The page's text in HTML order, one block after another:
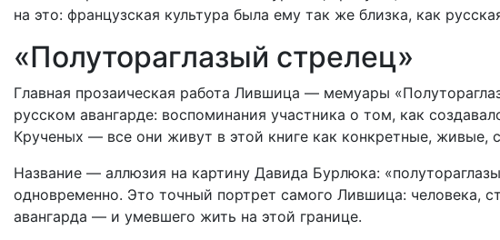
на это: французская культура была ему так же близка, как
«Полутораглазый стрелец»
Главная прозаическая работа Лившица — мемуары
русском авангарде: воспоминания участника о том, как
Крученых — все они живут в этой книге как конкретные, живые,
Название — аллюзия на картину Давида Бурлюка:
одновременно. Это точный портрет самого Лившица: человека,
авангарда — и умевшего жить на этой границе.